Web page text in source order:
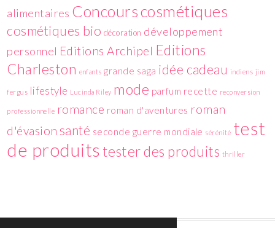
alimentaires Concourscosmétiques
cosmétiques bio décoration développement
personnel Editions Archipel Editions
Charleston enfants grande saga idée cadeau indiens jim
fergus lifestyle Lucinda Riley mode parfum recette reconversion
professionnelle romance roman d'aventures roman
d'évasion santé seconde guerre mondiale sérénité test
de produits tester des produits thriller